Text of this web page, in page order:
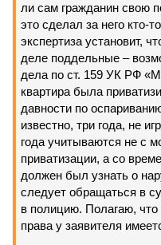
ли сам гражданин свою
это сделал за него кто-
экспертиза установит,
деле поддельные –
дела по ст. 159 УК РФ
квартира была
давности по
известно, три года, не
года учитываются не с
приватизации, а со
должен был узнать о
следует обращаться в
в полицию. Полагаю, что
права у заявителя